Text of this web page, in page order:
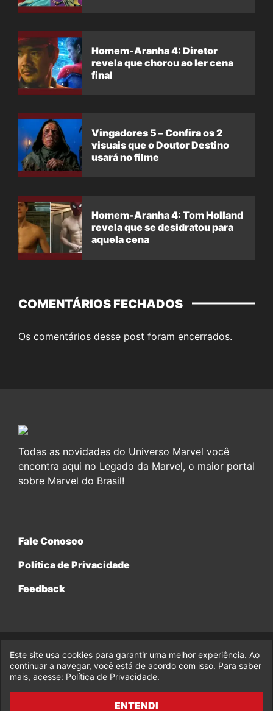
Homem-Aranha 4: Diretor
revela que chorou ao ler cena
final
Vingadores 5 – Confira os 2
visuais que o Doutor Destino
usará no filme
Homem-Aranha 4: Tom Holland
revela que se desidratou para
aquela cena
COMENTÁRIOS FECHADOS
Os comentários desse post foram encerrados.
Todas as novidades do Universo Marvel você
encontra aqui no Legado da Marvel, o maior portal
sobre Marvel do Brasil!
Fale Conosco
Política de Privacidade
Feedback
© 2017-2026 Legado da Marvel, uma empresa da Legado
Enterprises.
fabiolobo
Este site usa cookies para garantir uma melhor experiência. Ao
continuar a navegar, você está de acordo com isso. Para saber
mais, acesse: Política de Privacidade.
ENTENDI